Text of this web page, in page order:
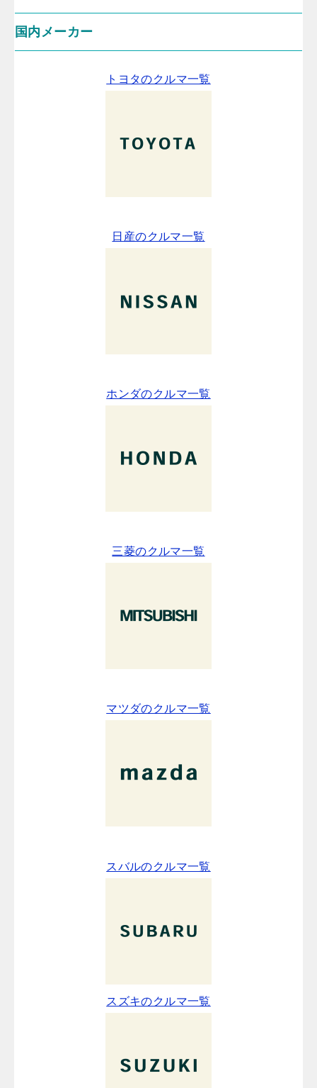
国内メーカー
トヨタのクルマ一覧
日産のクルマ一覧
ホンダのクルマ一覧
三菱のクルマ一覧
マツダのクルマ一覧
スバルのクルマ一覧
スズキのクルマ一覧